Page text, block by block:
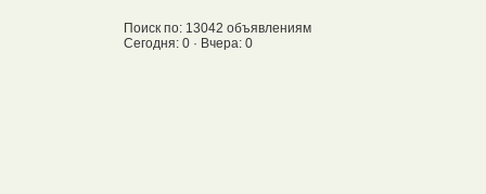
Поиск по: 13042 объявлениям
Сегодня: 0 · Вчера: 0